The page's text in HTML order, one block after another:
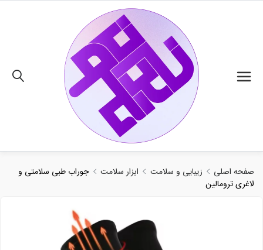
صفحه اصلی زیبایی و سلامت ابزار سلامت
جوراب طبی سلامتی و
لاغری ترومالین